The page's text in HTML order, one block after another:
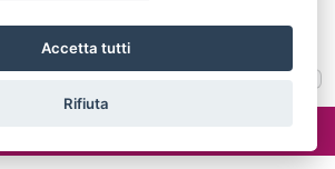
bis Articolo 391 quater»
Accetta tutti
Rifiuta